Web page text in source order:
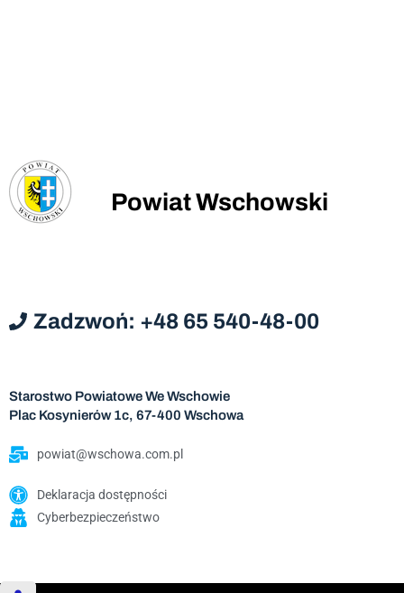
Powiat Wschowski
Zadzwoń: +48 65 540-48-00
Starostwo Powiatowe We Wschowie
Plac Kosynierów 1c, 67-400 Wschowa
powiat@wschowa.com.pl
Deklaracja dostępności
Cyberbezpieczeństwo